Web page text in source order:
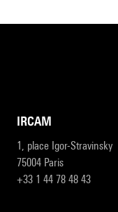
IRCAM
1, place Igor-Stravinsky
75004 Paris
+33 1 44 78 48 43